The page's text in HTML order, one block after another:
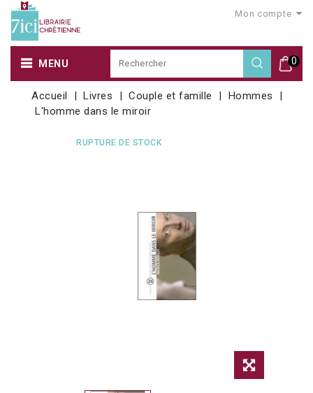
Mon compte
0
MENU
Accueil Livres Couple et famille
Hommes
L'homme dans le miroir
RUPTURE DE STOCK